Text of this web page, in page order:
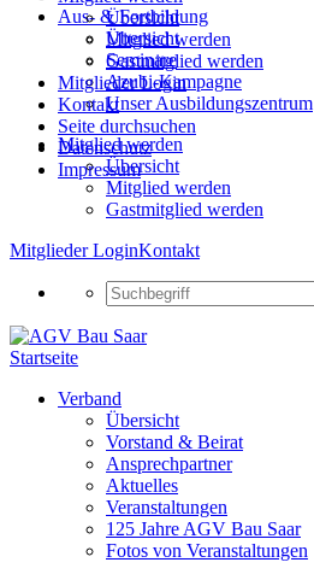
Übersicht
Mitglied werden
Gastmitglied werden
Mitglieder Login
Kontakt
Seite durchsuchen
Datenschutz
Impressum
Aus- & Fortbildung
Übersicht
Seminare
Azubi-Kampagne
Unser Ausbildungszentrum
Mitglied werden
Übersicht
Mitglied werden
Gastmitglied werden
Mitglieder LoginKontakt
Startseite
Verband
Übersicht
Vorstand & Beirat
Ansprechpartner
Aktuelles
Veranstaltungen
125 Jahre AGV Bau Saar
Fotos von Veranstaltungen